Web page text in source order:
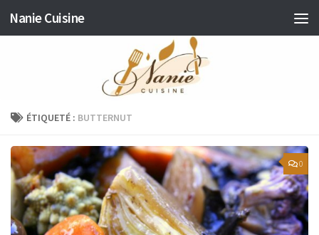
Skip to content
Nanie Cuisine
ÉTIQUETÉ : BUTTERNUT
0